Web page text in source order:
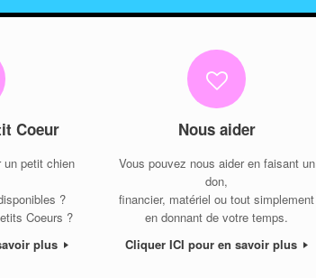
Coeur
un petit chien
?
Coeurs ?
plus
Nous aider
Vous pouvez nous aider en faisant un
don,
financier, matériel ou tout simplement
en donnant de votre temps.
Cliquer ICI pour en savoir plus